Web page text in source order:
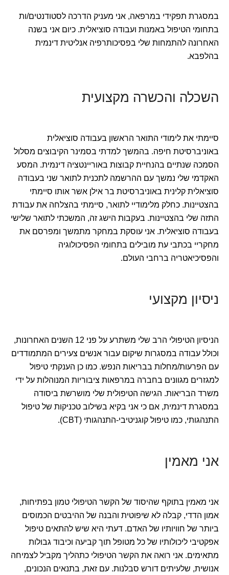
במסגרת תפקידי במרפאה, אני מעניק הדרכה לסטודנטים/ות
בתחומי הטיפול באמנות ועבודה סוציאלית. כיום אני בשנה
האחרונה להתמחות שלי בפסיכותרפיה אנליטית דינמית
בהלפבא.
השכלה והכשרה מקצועית
סיימתי את לימודי התואר הראשון בעבודה סוציאלית
באוניברסיטת חיפה. בהמשך למדתי בסמינר הקיבוצים מסלול
הסמכה שנתיים בהנחיית קבוצות באוריינטציה דינמית. המסע
האקדמי שלי נמשך עם ההרשמה לתכנית לתואר שני בעבודה
סוציאלית קלינית באוניברסיטת בר אילן אשר אותו סיימתי
בהצטיינות. כחלק מלימודיי לתואר, סיימתי בהצלחה את עבודת
התזה שלי בהצטיינות. בעקבות הישג זה, המשכתי לתואר שלישי
בעבודה סוציאלית. אני עוסקת במחקר מתמשך ומפרסם את
מחקריי בכתבי עת מובילים בתחומי הפסיכולוגיה
והפסיכיאטריה ברחבי העולם.
ניסיון מקצועי
הניסיון הטיפולי הרב שלי משתרע על פני 12 השנים האחרונות,
וכולל עבודה במסגרות שיקום עבור אנשים צעירים המתמודדים
עם הפרעות/מחלות בבריאות הנפש. כמו כן הענקתי טיפול
למגזרים מגוונים בחברה במרפאות ציבוריות המנוהלות על ידי
משרד הבריאות. הגישה הטיפולית שלי מושרשת ביסודה
במסגרת דינמית, אם כי אני בקיא בשילוב טכניקות של טיפול
התנהגותי, כמו טיפול קוגניטיבי-התנהגותי (CBT).
אני מאמין
אני מאמין בתוקף שהיסוד של הקשר הטיפולי טמון בפתיחות,
אמון הדדי, קבלה לא שיפוטית והבנה של ההיבטים הכמוסים
ביותר של חוויותיו של האדם. דעתי היא שיש להתאים טיפול
אפקטיבי ליכולותיו של כל מטופל תוך קביעה וכיבוד גבולות
מתאימים. אני רואה את הקשר הטיפולי כתהליך מקביל לצמיחה
אנושית, שלעיתים דורש סבלנות. עם זאת, בתנאים הנכונים,